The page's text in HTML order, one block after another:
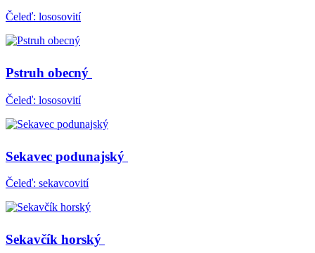
Čeleď: lososovití
Pstruh obecný
Čeleď: lososovití
Sekavec podunajský
Čeleď: sekavcovití
Sekavčík horský